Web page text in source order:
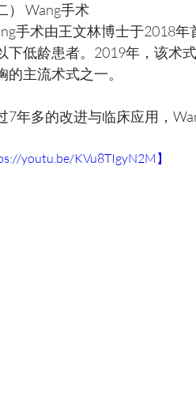
） Wang手术
手术由王文林博士于2018
下低龄患者。2019年，该术
的主流术式之一。
7年多的改进与临床应用，
youtu.be/KVu8TIgyN2M】